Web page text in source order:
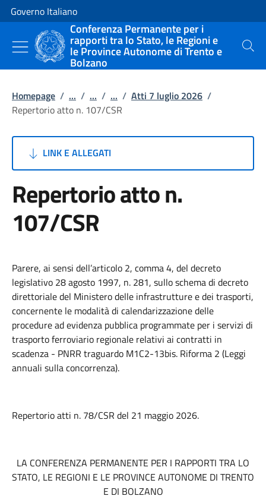
Vai al contenuto
Vai alla navigazione del sito
Governo Italiano
Conferenza Permanente per i
rapporti tra lo Stato, le Regioni e
le Province Autonome di Trento e
Bolzano
Cerca
Homepage / ... / ... / ... / Atti 7 luglio 2026 /
Repertorio atto n. 107/CSR
LINK E ALLEGATI
Repertorio atto n.
107/CSR
Parere, ai sensi dell’articolo 2, comma 4, del decreto
legislativo 28 agosto 1997, n. 281, sullo schema di decreto
direttoriale del Ministero delle infrastrutture e dei trasporti,
concernente le modalità di calendarizzazione delle
procedure ad evidenza pubblica programmate per i servizi di
trasporto ferroviario regionale relativi ai contratti in
scadenza - PNRR traguardo M1C2-13bis. Riforma 2 (Leggi
annuali sulla concorrenza).
Repertorio atti n. 78/CSR del 21 maggio 2026.
LA CONFERENZA PERMANENTE PER I RAPPORTI TRA LO
STATO, LE REGIONI E LE PROVINCE AUTONOME DI TRENTO
E DI BOLZANO